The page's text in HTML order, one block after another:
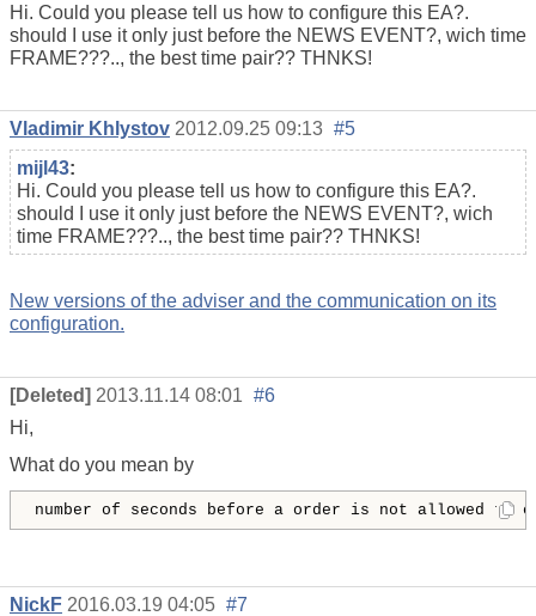
Hi. Could you please tell us how to configure this EA?.
should I use it only just before the NEWS EVENT?, wich time
FRAME???.., the best time pair?? THNKS!
Vladimir Khlystov 2012.09.25 09:13 #5
mijl43:
Hi. Could you please tell us how to configure this EA?.
should I use it only just before the NEWS EVENT?, wich
time FRAME???.., the best time pair?? THNKS!
New versions of the adviser and the communication on its
configuration.
[Deleted] 2013.11.14 08:01 #6
Hi,
What do you mean by
number of seconds before a order
NickF 2016.03.19 04:05 #7